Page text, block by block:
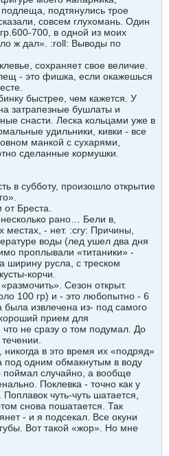
подтянулись трое
совсем глухомань. Один
700, в одной из моих
ж дал». :roll: Выводы по
сохраняет свое величие.
- это фишка, если окажешься
быстрее, чем кажется. У
затрапезные бушлаты и
снасти. Леска кольцами уже в
удильники, кивки - все
манкой с сухарями,
сделанные кормушки.
в субботу, произошло открытие
Бреста.
рано… Бели в,
местах, - нет. :cry: Причины,
воды (лед ушел два дня
проплывали «титаники» -
ширину русла, с треском
корчи.
Сезон открыт.
100 гр) и - это любопытно - 6
была извлечена из- под самого
прием для
не сразу о том подумал. До
в это время их «подряд»
под одним обмакнутым в воду
поймал случайно, а вообще
Поклевка - точно как у
чуть-чуть шатается,
снова пошатается. Так
- и я подсекал. Все окуни
Вот такой «жор». Но мне